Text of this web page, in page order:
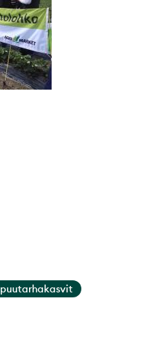
puutarhakasvit